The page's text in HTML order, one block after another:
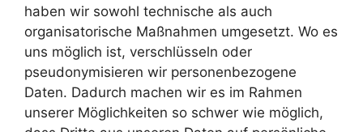
haben wir sowohl technische als auch
organisatorische Maßnahmen umgesetzt. Wo es
uns möglich ist, verschlüsseln oder
pseudonymisieren wir personenbezogene
Daten. Dadurch machen wir es im Rahmen
unserer Möglichkeiten so schwer wie möglich,